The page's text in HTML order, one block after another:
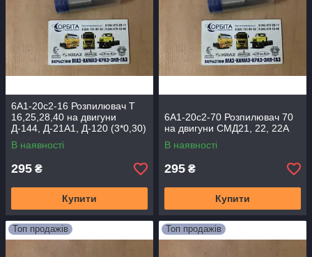
6А1-20с2-16 Розпилювач Т
16,25,28,40 на двигуни
Д-144, Д-21А1, Д-120 (3*0,30)
В наявності
295 ₴
Купити
6А1-20с2-70 Розпилювач 70
на двигуни СМД21, 22, 22А
В наявності
295 ₴
Купити
Топ продажів Топ продажів